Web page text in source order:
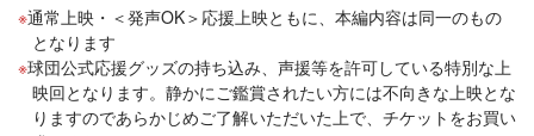
通常上映・＜発声OK＞応援上映ともに、本編内容は同一のもの
となります
球団公式応援グッズの持ち込み、声援等を許可している特別な上
映回となります。静かにご鑑賞されたい方には不向きな上映とな
りますのであらかじめご了解いただいた上で、チケットをお買い